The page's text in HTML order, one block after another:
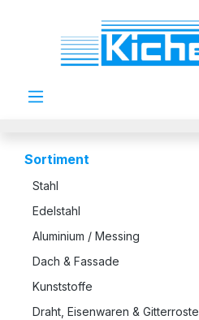
Zum Hauptinhalt springen
Sortiment
Stahl
Edelstahl
Aluminium / Messing
Dach & Fassade
Kunststoffe
Draht, Eisenwaren & Gitterroste